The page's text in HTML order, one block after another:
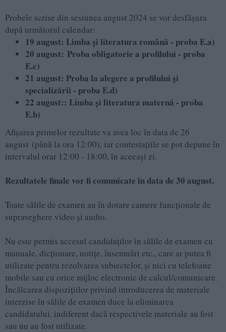
Probele scrise din sesiunea august 2024 se vor desfășura
după următorul calendar:
19 august: Limba și literatura română - proba E.a)
20 august: Proba obligatorie a profilului - proba
E.c)
21 august: Proba la alegere a profilului și
specializării - proba E.d)
22 august:: Limba și literatura maternă - proba
E.b)
Afișarea primelor rezultate va avea loc în data de 26
august (până la ora 12:00), iar contestațiile se pot depune în
intervalul orar 12:00 - 18:00, în aceeași zi.
Rezultatele finale vor fi comunicate în data de 30 august.
Toate sălile de examen au în dotare camere funcționale de
supraveghere video și audio.
Nu este permis accesul candidaţilor în sălile de examen cu
manuale, dicţionare, notiţe, însemnări etc., care ar putea fi
utilizate pentru rezolvarea subiectelor, şi nici cu telefoane
mobile sau cu orice mijloc electronic de calcul/comunicare.
Încălcarea dispoziţiilor privind introducerea de materiale
interzise în sălile de examen duce la eliminarea
candidatului, indiferent dacă respectivele materiale au fost
sau nu au fost utilizate.